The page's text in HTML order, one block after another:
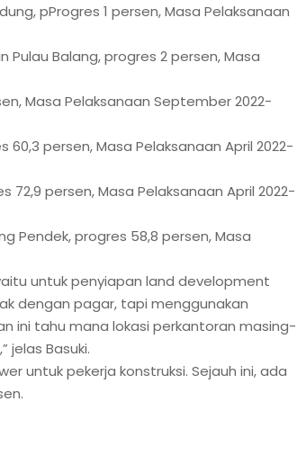
pProgres 1 persen, Masa Pelaksanaan
Balang, progres 2 persen, Masa
Masa Pelaksanaan September 2022-
60,3 persen, Masa Pelaksanaan April 2022-
72,9 persen, Masa Pelaksanaan April 2022-
Pendek, progres 58,8 persen, Masa
untuk penyiapan land development
dengan pagar, tapi menggunakan
ini tahu mana lokasi perkantoran masing-
jelas Basuki.
untuk pekerja konstruksi. Sejauh ini, ada